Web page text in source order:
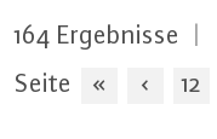
164 Ergebnisse |
Seite
« ‹ 12